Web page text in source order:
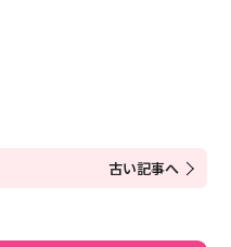
古い記事へ